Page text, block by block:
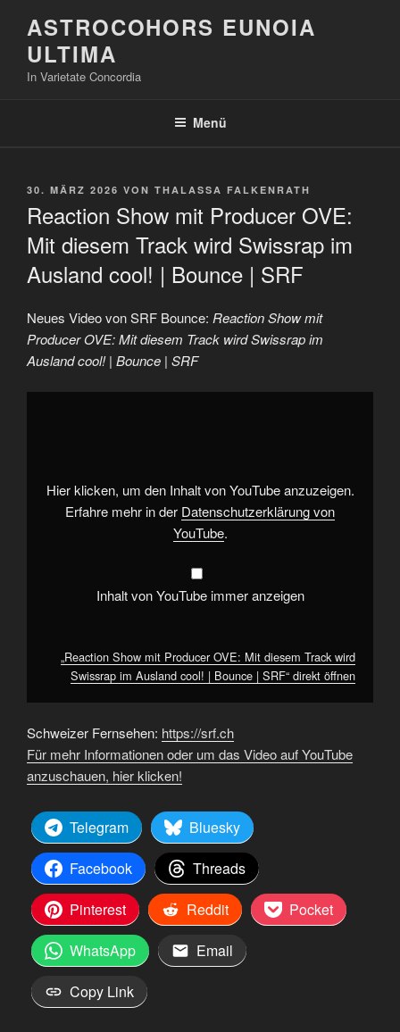
Inhalt
springen
ASTROCOHORS EUNOIA
ULTIMA
In Varietate Concordia
Menü
VERÖFFENTLICHT
30. MÄRZ 2026 VON THALASSA FALKENRATH
Reaction Show mit Producer OVE:
Mit diesem Track wird Swissrap im
Ausland cool! | Bounce | SRF
Neues Video von SRF Bounce: Reaction Show mit
Producer OVE: Mit diesem Track wird Swissrap im
Ausland cool! | Bounce | SRF
„Reaction
Track
wird
Swissrap
Hier klicken, um den Inhalt von YouTube anzuzeigen.
Erfahre mehr in der Datenschutzerklärung von
YouTube.
Inhalt von YouTube immer anzeigen
„Reaction Show mit Producer OVE: Mit diesem Track wird
Swissrap im Ausland cool! | Bounce | SRF“ direkt öffnen
Schweizer Fernsehen: https://srf.ch
Für mehr Informationen oder um das Video auf YouTube
anzuschauen, hier klicken!
Telegram
Bluesky
Facebook
Threads
Pinterest
Reddit
Pocket
WhatsApp
Email
Copy Link